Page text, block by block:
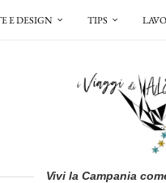
E DESIGN TIPS
Vivi la Campania